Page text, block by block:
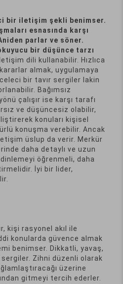
bir iletişim şekli benimser.
esnasında karşı
parlar ve söner.
bir düşünce tarzı
dili kullanabilir. Hızlıca
almak, uygulamaya
bir tavır sergiler lakin
Bağımsız
çalışır ise karşı tarafı
ve düşüncesiz olabilir,
konuları kişisel
konuşma verebilir. Ancak
üslup da verir. Merkür
daha detaylı ve uzun
öğrenmeli, daha
İyi bir lider,
kişi rasyonel akıl ile
konularda güvence almak
benimser. Dikkatli, yavaş,
sergiler. Zihni düzenli olarak
üzerine
gitmeyi tercih ederler.